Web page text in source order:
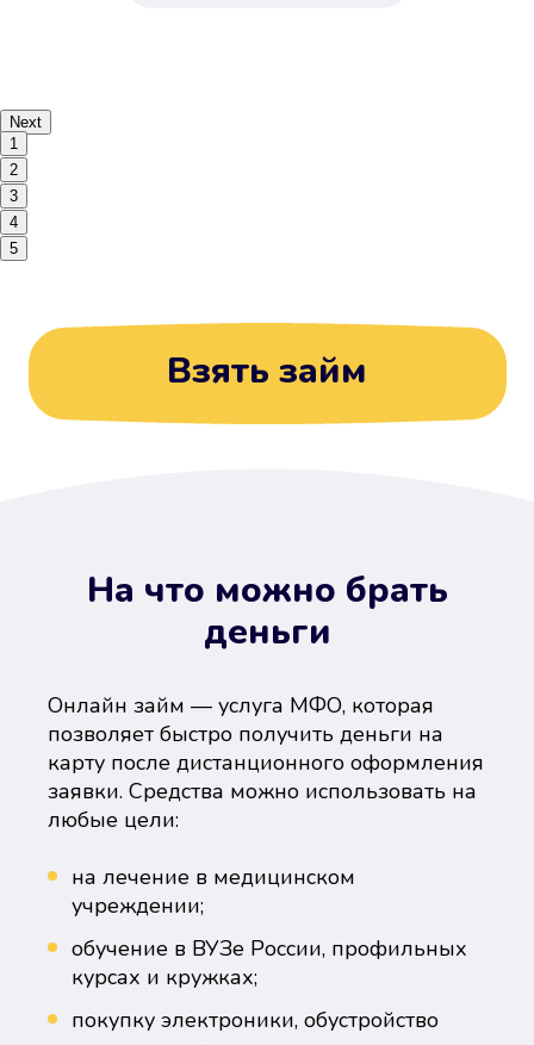
Next
1
2
3
4
5
Взять займ
На что можно брать
деньги
Онлайн займ — услуга МФО, которая
позволяет быстро получить деньги на
карту после дистанционного оформления
заявки. Средства можно использовать на
любые цели:
на лечение в медицинском
учреждении;
обучение в ВУЗе России, профильных
курсах и кружках;
покупку электроники, обустройство